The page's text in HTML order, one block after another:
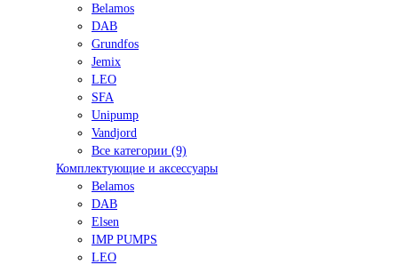
Belamos
DAB
Grundfos
Jemix
LEO
SFA
Unipump
Vandjord
Все категории (9)
Комплектующие и аксессуары
Belamos
DAB
Elsen
IMP PUMPS
LEO